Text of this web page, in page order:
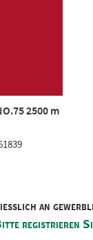
2500 m
an
registrieren